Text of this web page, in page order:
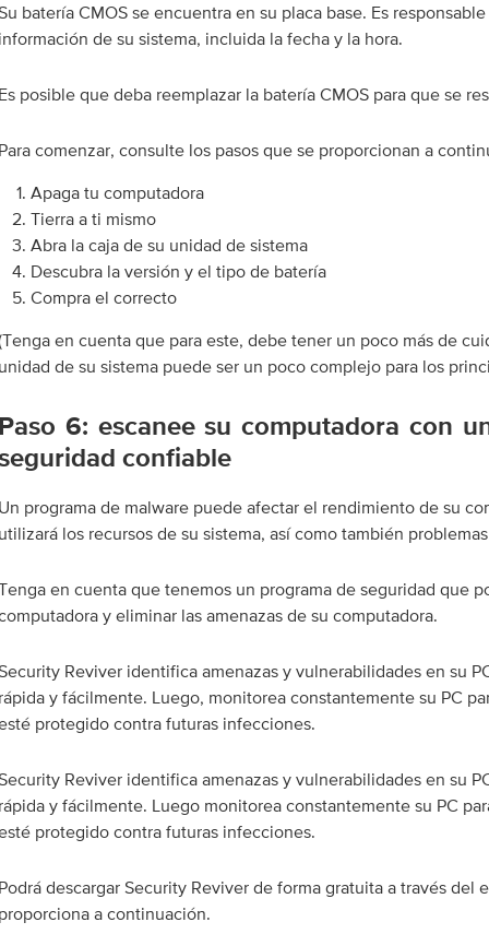
batería CMOS se encuentra en su placa base. Es
de su sistema, incluida la fecha y la hora.
posible que deba reemplazar la batería CMOS para que se
comenzar, consulte los pasos que se proporcionan a
Apaga tu computadora
Tierra a ti mismo
Abra la caja de su unidad de sistema
Descubra la versión y el tipo de batería
Compra el correcto
en cuenta que para este, debe tener un poco más de
de su sistema puede ser un poco complejo para los
6: escanee su computadora con
confiable
programa de malware puede afectar el rendimiento de su
los recursos de su sistema, así como también
en cuenta que tenemos un programa de seguridad que
y eliminar las amenazas de su computadora.
Reviver identifica amenazas y vulnerabilidades en su
y fácilmente. Luego, monitorea constantemente su PC
protegido contra futuras infecciones.
Reviver identifica amenazas y vulnerabilidades en su
y fácilmente. Luego monitorea constantemente su PC
protegido contra futuras infecciones.
descargar Security Reviver de forma gratuita a través del
a continuación.